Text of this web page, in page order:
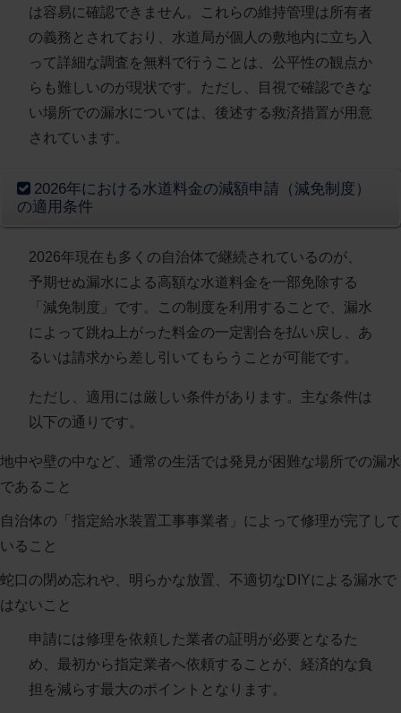
は容易に確認できません。これらの維持管理は所有者
の義務とされており、水道局が個人の敷地内に立ち入
って詳細な調査を無料で行うことは、公平性の観点か
らも難しいのが現状です。ただし、目視で確認できな
い場所での漏水については、後述する救済措置が用意
されています。
2026年における水道料金の減額申請（減免制度）
の適用条件
2026年現在も多くの自治体で継続されているのが、
予期せぬ漏水による高額な水道料金を一部免除する
「減免制度」です。この制度を利用することで、漏水
によって跳ね上がった料金の一定割合を払い戻し、あ
るいは請求から差し引いてもらうことが可能です。
ただし、適用には厳しい条件があります。主な条件は
以下の通りです。
地中や壁の中など、通常の生活では発見が困難な場所での漏水
であること
自治体の「指定給水装置工事事業者」によって修理が完了して
いること
蛇口の閉め忘れや、明らかな放置、不適切なDIYによる漏水で
はないこと
申請には修理を依頼した業者の証明が必要となるた
め、最初から指定業者へ依頼することが、経済的な負
担を減らす最大のポイントとなります。